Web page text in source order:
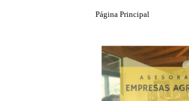
Página Principal